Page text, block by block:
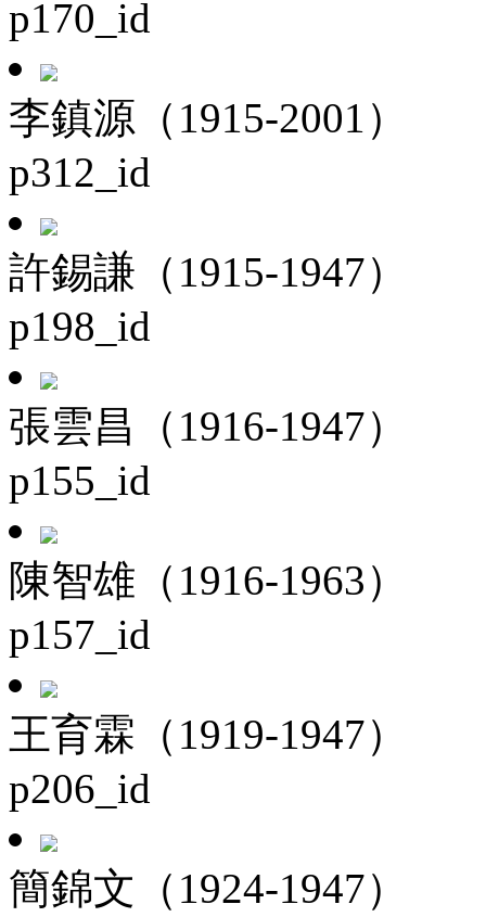
p170_id
李鎮源（1915-2001）
p312_id
許錫謙（1915-1947）
p198_id
張雲昌（1916-1947）
p155_id
陳智雄（1916-1963）
p157_id
王育霖（1919-1947）
p206_id
簡錦文（1924-1947）